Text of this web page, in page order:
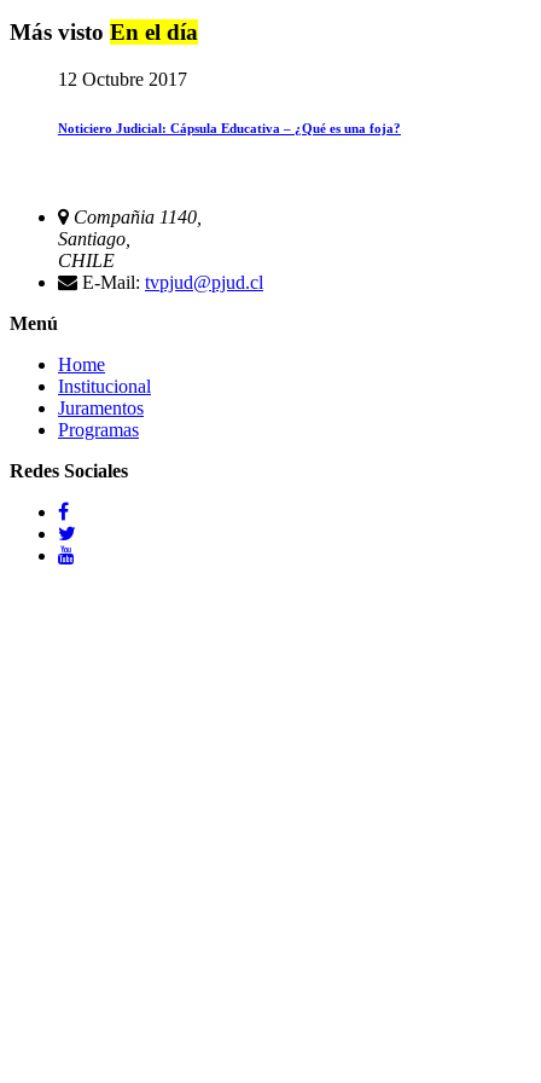
Más visto En el día
12 Octubre 2017
Noticiero Judicial: Cápsula Educativa – ¿Qué es una foja?
Compañia 1140,
Santiago,
CHILE
E-Mail: tvpjud@pjud.cl
Menú
Home
Institucional
Juramentos
Programas
Redes Sociales